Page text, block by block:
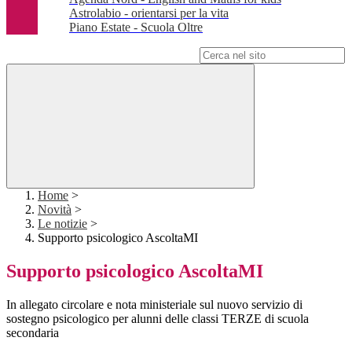
Astrolabio - orientarsi per la vita
Piano Estate - Scuola Oltre
Home >
Novità >
Le notizie >
Supporto psicologico AscoltaMI
Supporto psicologico AscoltaMI
In allegato circolare e nota ministeriale sul nuovo servizio di
sostegno psicologico per alunni delle classi TERZE di scuola
secondaria